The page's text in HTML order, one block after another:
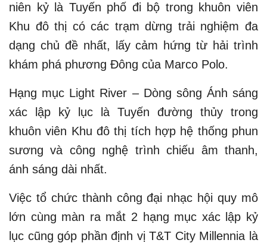
niên kỷ là Tuyến phố đi bộ trong khuôn viên
Khu đô thị có các trạm dừng trải nghiệm đa
dạng chủ đề nhất, lấy cảm hứng từ hải trình
khám phá phương Đông của Marco Polo.
Hạng mục Light River – Dòng sông Ánh sáng
xác lập kỷ lục là Tuyến đường thủy trong
khuôn viên Khu đô thị tích hợp hệ thống phun
sương và công nghệ trình chiếu âm thanh,
ánh sáng dài nhất.
Việc tổ chức thành công đại nhạc hội quy mô
lớn cùng màn ra mắt 2 hạng mục xác lập kỷ
lục cũng góp phần định vị T&T City Millennia là